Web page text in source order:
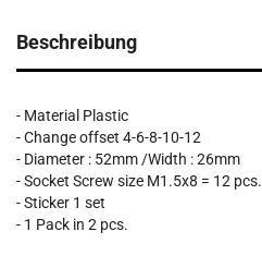
Beschreibung
- Material Plastic
- Change offset 4-6-8-10-12
- Diameter : 52mm /Width : 26mm
- Socket Screw size M1.5x8 = 12 pcs.
- Sticker 1 set
- 1 Pack in 2 pcs.